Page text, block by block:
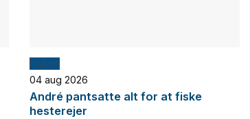
Fiskeri
04 aug 2026
André pantsatte alt for at fiske
hesterejer